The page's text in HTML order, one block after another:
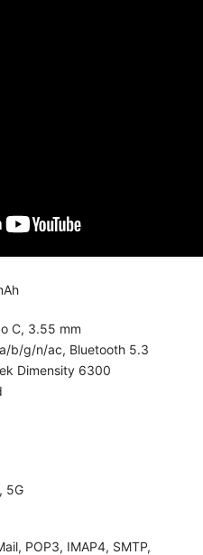
C, 3.55 mm
b/g/n/ac, Bluetooth 5.3
Dimensity 6300
5G
POP3, IMAP4, SMTP,